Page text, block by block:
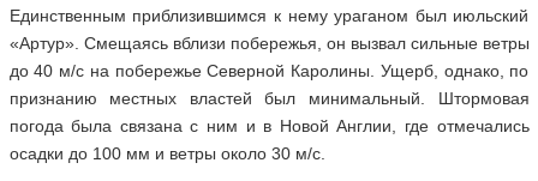
Единственным приблизившимся к нему ураганом был июльский
«Артур». Смещаясь вблизи побережья, он вызвал сильные ветры
до 40 м/с на побережье Северной Каролины. Ущерб, однако, по
признанию местных властей был минимальный. Штормовая
погода была связана с ним и в Новой Англии, где отмечались
осадки до 100 мм и ветры около 30 м/с.